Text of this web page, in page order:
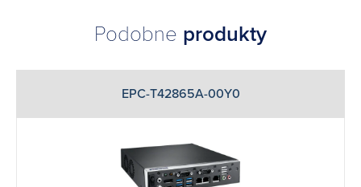
Podobne produkty
EPC-T42865A-00Y0